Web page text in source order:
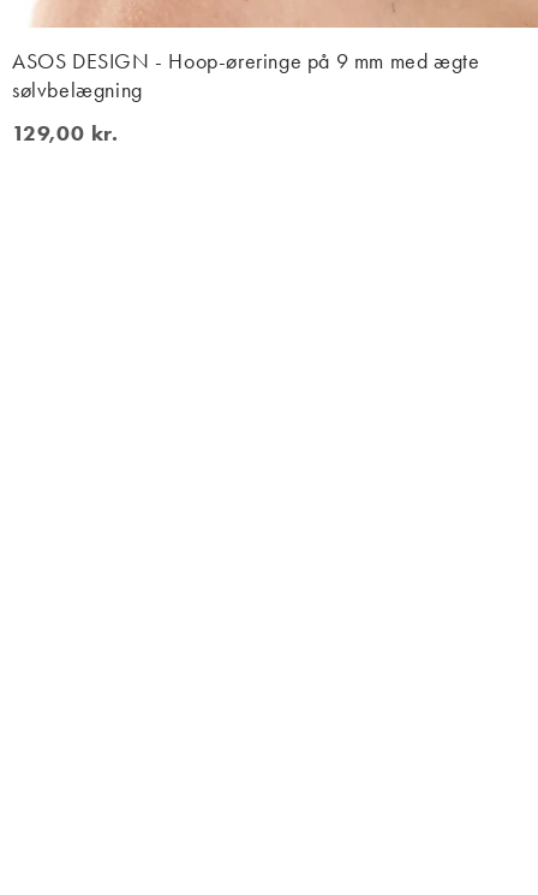
ASOS DESIGN - Hoop-øreringe på 9 mm med ægte
sølvbelægning
129,00 kr.
129,00 kr.